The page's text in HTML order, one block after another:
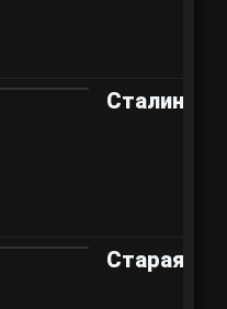
Старая